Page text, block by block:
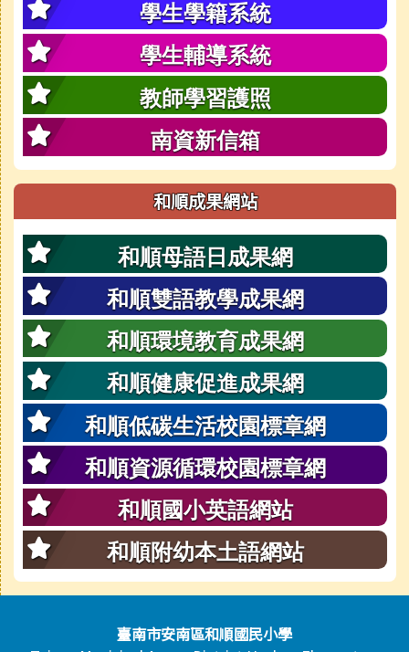
學生學籍系統
學生輔導系統
教師學習護照
南資新信箱
和順成果網站
和順母語日成果網
和順雙語教學成果網
和順環境教育成果網
和順健康促進成果網
和順低碳生活校園標章網
和順資源循環校園標章網
和順國小英語網站
和順附幼本土語網站
頁尾區域內容臺南市安南區和順國民小學